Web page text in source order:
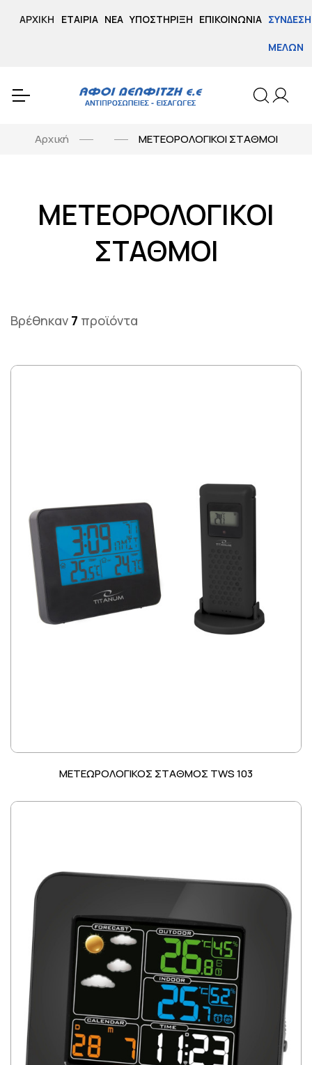
ΑΡΧΙΚΉ ΕΤΑΙΡΊΑ ΝΈΑ ΥΠΟΣΤΉΡΙΞΗ ΕΠΙΚΟΙΝΩΝΊΑ ΣΎΝΔΕΣΗ
ΜΕΛΏΝ
Αρχική ΜΕΤΕΟΡΟΛΟΓΙΚΟΙ ΣΤΑΘΜΟΙ
ΜΕΤΕΟΡΟΛΟΓΙΚΟΙ
ΣΤΑΘΜΟΙ
Βρέθηκαν 7 προϊόντα
ΜΕΤΕΩΡΟΛΟΓΙΚΟΣ ΣΤΑΘΜΟΣ TWS 103